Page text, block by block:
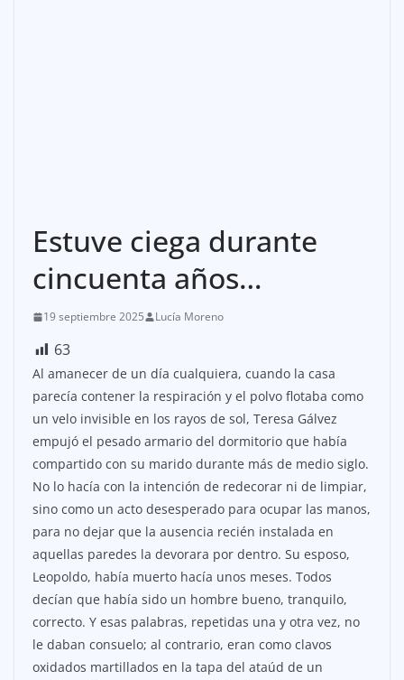
Estuve ciega durante
cincuenta años…
19 septiembre 2025 Lucía Moreno
63
Al amanecer de un día cualquiera, cuando la casa
parecía contener la respiración y el polvo flotaba como
un velo invisible en los rayos de sol, Teresa Gálvez
empujó el pesado armario del dormitorio que había
compartido con su marido durante más de medio siglo.
No lo hacía con la intención de redecorar ni de limpiar,
sino como un acto desesperado para ocupar las manos,
para no dejar que la ausencia recién instalada en
aquellas paredes la devorara por dentro. Su esposo,
Leopoldo, había muerto hacía unos meses. Todos
decían que había sido un hombre bueno, tranquilo,
correcto. Y esas palabras, repetidas una y otra vez, no
le daban consuelo; al contrario, eran como clavos
oxidados martillados en la tapa del ataúd de un